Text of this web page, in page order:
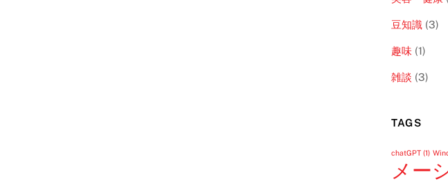
豆知識(3)
趣味(1)
雑談 (3)
TAGS
chatGPT(1)
メー